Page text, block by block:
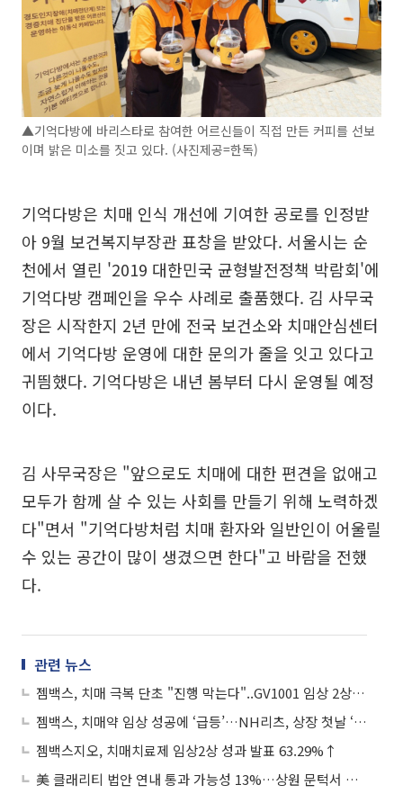
▲기억다방에 바리스타로 참여한 어르신들이 직접 만든 커피를 선보
이며 밝은 미소를 짓고 있다. (사진제공=한독)
기억다방은 치매 인식 개선에 기여한 공로를 인정받
아 9월 보건복지부장관 표창을 받았다. 서울시는 순
천에서 열린 '2019 대한민국 균형발전정책 박람회'에
기억다방 캠페인을 우수 사례로 출품했다. 김 사무국
장은 시작한지 2년 만에 전국 보건소와 치매안심센터
에서 기억다방 운영에 대한 문의가 줄을 잇고 있다고
귀띔했다. 기억다방은 내년 봄부터 다시 운영될 예정
이다.
김 사무국장은 "앞으로도 치매에 대한 편견을 없애고
모두가 함께 살 수 있는 사회를 만들기 위해 노력하겠
다"면서 "기억다방처럼 치매 환자와 일반인이 어울릴
수 있는 공간이 많이 생겼으면 한다"고 바람을 전했
다.
관련 뉴스
젬백스, 치매 극복 단초 "진행 막는다"..GV1001 임상 2상 성공 '↑'
젬백스, 치매약 임상 성공에 ‘급등’…NH리츠, 상장 첫날 ‘上’
젬백스지오, 치매치료제 임상2상 성과 발표 63.29%↑
美 클래리티 법안 연내 통과 가능성 13%…상원 문턱서 제동